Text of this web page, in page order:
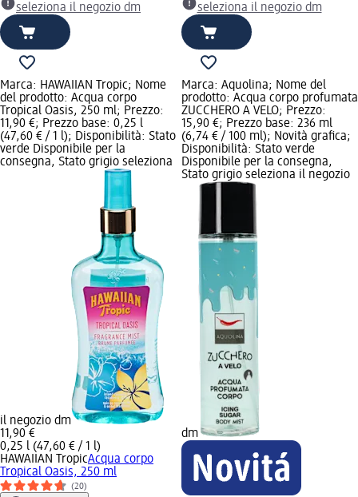
seleziona il negozio dm
seleziona il negozio dm
Marca: HAWAIIAN Tropic; Nome
del prodotto: Acqua corpo
Tropical Oasis, 250 ml; Prezzo:
11,90 €; Prezzo base: 0,25 l
(47,60 € / 1 l); Disponibilità: Stato
verde Disponibile per la
consegna, Stato grigio seleziona
il negozio dm
11,90 €
0,25 l (47,60 € / 1 l)
HAWAIIAN TropicAcqua corpo
Tropical Oasis, 250 ml
(20)
Marca: Aquolina; Nome del
prodotto: Acqua corpo profumata
ZUCCHERO A VELO; Prezzo:
15,90 €; Prezzo base: 236 ml
(6,74 € / 100 ml); Novità grafica;
Disponibilità: Stato verde
Disponibile per la consegna,
Stato grigio seleziona il negozio
dm